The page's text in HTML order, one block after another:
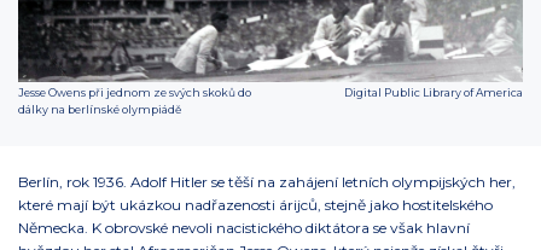
Jesse Owens při jednom ze svých skoků do
dálky na berlínské olympiádě
Digital Public Library of America
Berlín, rok 1936. Adolf Hitler se těší na zahájení letních olympijských her,
které mají být ukázkou nadřazenosti árijců, stejně jako hostitelského
Německa. K obrovské nevoli nacistického diktátora se však hlavní